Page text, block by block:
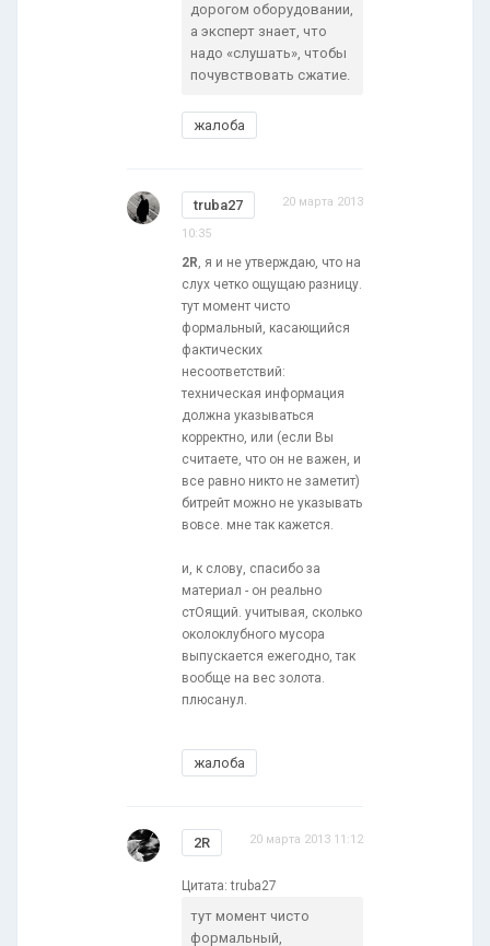
дорогом оборудовании,
а эксперт знает, что
надо «слушать», чтобы
почувствовать сжатие.
жалоба
truba27 20 марта 2013
10:35
2R, я и не утверждаю, что на
слух четко ощущаю разницу.
тут момент чисто
формальный, касающийся
фактических
несоответствий:
техническая информация
должна указываться
корректно, или (если Вы
считаете, что он не важен, и
все равно никто не заметит)
битрейт можно не указывать
вовсе. мне так кажется.
и, к слову, спасибо за
материал - он реально
стОящий. учитывая, сколько
околоклубного мусора
выпускается ежегодно, так
вообще на вес золота.
плюсанул.
жалоба
2R 20 марта 2013 11:12
Цитата: truba27
тут момент чисто
формальный,